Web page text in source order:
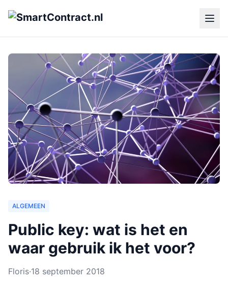
ALGEMEEN
Public key: wat is het en
waar gebruik ik het voor?
Floris·18 september 2018